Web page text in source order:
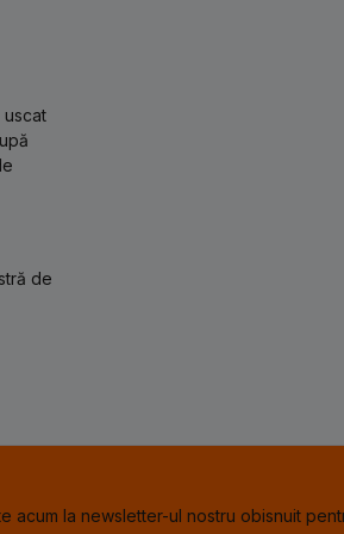
uscat
de
acum la newsletter-ul nostru obisnuit